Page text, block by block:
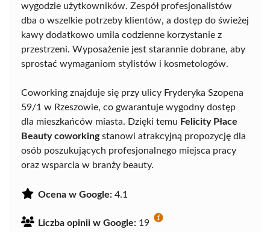
wygodzie użytkowników. Zespół profesjonalistów
dba o wszelkie potrzeby klientów, a dostęp do świeżej
kawy dodatkowo umila codzienne korzystanie z
przestrzeni. Wyposażenie jest starannie dobrane, aby
sprostać wymaganiom stylistów i kosmetologów.
Coworking znajduje się przy ulicy Fryderyka Szopena
59/1 w Rzeszowie, co gwarantuje wygodny dostęp
dla mieszkańców miasta. Dzięki temu Felicity Płace
Beauty coworkingstanowi atrakcyjną propozycję dla
osób poszukujących profesjonalnego miejsca pracy
oraz wsparcia w branży beauty.
Ocena w Google: 4.1
Liczba opinii w Google: 19